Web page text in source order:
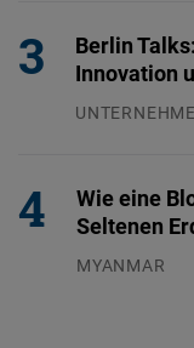
Berlin
Innovation
Wie eine
Seltenen
MYANMAR